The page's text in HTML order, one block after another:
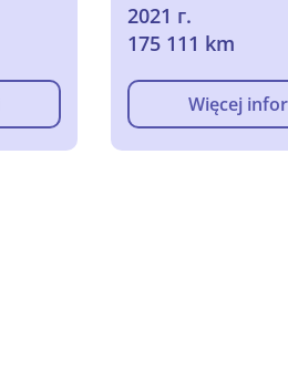
2021 г.
175 111 km
Więcej